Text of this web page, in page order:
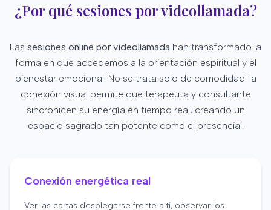
¿Por qué sesiones por videollamada?
Las sesiones online por videollamada han transformado la
forma en que accedemos a la orientación espiritual y el
bienestar emocional. No se trata solo de comodidad: la
conexión visual permite que terapeuta y consultante
sincronicen su energía en tiempo real, creando un
espacio sagrado tan potente como el presencial.
Conexión energética real
Ver las cartas desplegarse frente a ti, observar los